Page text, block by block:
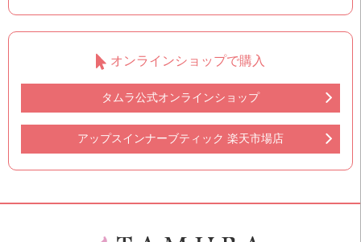
オンラインショップで購入
タムラ公式オンラインショップ
アップスインナーブティック 楽天市場店